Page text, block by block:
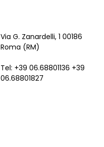
Via G. Zanardelli, 1 00186
Roma (RM)
Tel: +39 06.68801136 +39
06.68801827